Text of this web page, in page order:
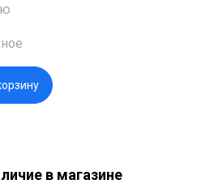
в магазине